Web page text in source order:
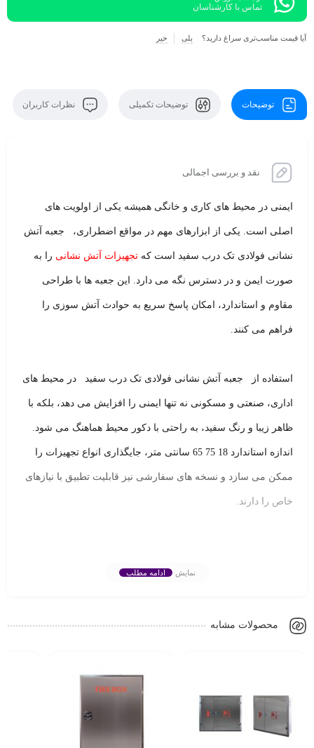
تماس با کارشناسان
آیا قیمت مناسب‌تری سراغ دارید؟ بلی خیر
توضیحات توضیحات تکمیلی نظرات کاربران
نقد و بررسی اجمالی
ایمنی در محیط های کاری و خانگی همیشه یکی از اولویت های
اصلی است. یکی از ابزارهای مهم در مواقع اضطراری، جعبه آتش
نشانی فولادی تک درب سفید است که تجهیزات آتش نشانی را به
صورت ایمن و در دسترس نگه می دارد. این جعبه ها با طراحی
مقاوم و استاندارد، امکان پاسخ سریع به حوادث آتش سوزی را
فراهم می کنند.
استفاده از جعبه آتش نشانی فولادی تک درب سفید در محیط های
اداری، صنعتی و مسکونی نه تنها ایمنی را افزایش می دهد، بلکه با
ظاهر زیبا و رنگ سفید، به راحتی با دکور محیط هماهنگ می شود.
اندازه استاندارد 18 75 65 سانتی متر، جایگذاری انواع تجهیزات را
ممکن می سازد و نسخه های سفارشی نیز قابلیت تطبیق با نیازهای
خاص را دارند.
قیمت جعبه آتش نشانی فولادی تک درب سفید پرداخته شده و
داشته باشید.
نمایش ادامه مطلب
محصولات مشابه